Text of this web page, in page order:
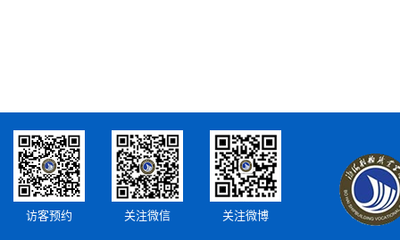
访客预约 关注微信 关注微博